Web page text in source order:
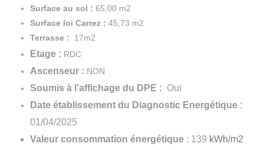
Surface au sol : 65,00 m2
Surface loi Carrez : 45,73 m2
Terrasse : 17m2
Etage : RDC
Ascenseur : NON
Soumis à l’affichage du DPE : Oui
Date établissement du Diagnostic Energétique :
01/04/2025
Valeur consommation énergétique : 139 kWh/m2